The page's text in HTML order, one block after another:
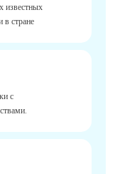
известных
стране
с